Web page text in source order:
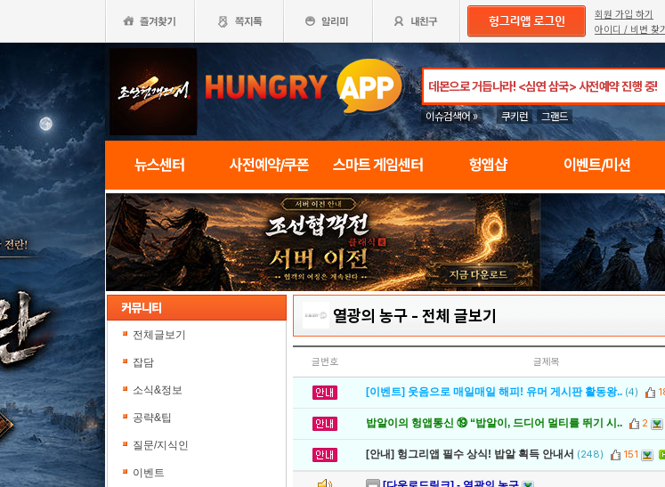
회원 가입 하기
아이디 / 비번 찾
이슈검색어 » 쿠키런 그랜드
뉴스센터 사전예약/쿠폰 스마트 게임센터 헝앱샵 이벤트/미션
전체글보기
잡담
소식&정보
공략&팁
질문/지식인
이벤트
열광의 농구 - 전체 글보기
글번호 글제목
[이벤트] 웃음으로 매일매일 해피! 유머 게시판 활동왕.. (4)
밥알이의 헝앱통신 ⑲ “밥알이, 드디어 멀티를 뛰기 시.. 2
[안내] 헝그리앱 필수 상식! 밥알 획득 안내서 (248) 151